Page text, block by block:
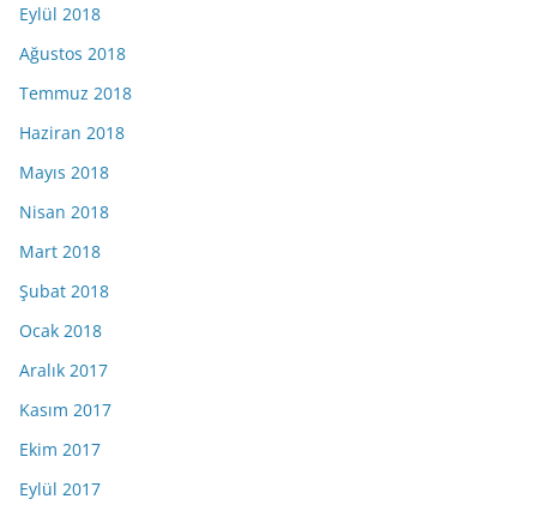
Eylül 2018
Ağustos 2018
Temmuz 2018
Haziran 2018
Mayıs 2018
Nisan 2018
Mart 2018
Şubat 2018
Ocak 2018
Aralık 2017
Kasım 2017
Ekim 2017
Eylül 2017